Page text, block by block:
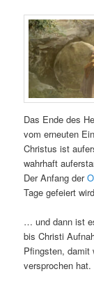
Das Ende des
vom erneuten
Christus ist
wahrhaft
Der Anfang der
Tage gefeiert
… und dann ist
bis Christi
Pfingsten, damit
versprochen hat.